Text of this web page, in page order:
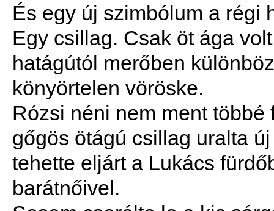
És egy új szimbólum a régi
Egy csillag. Csak öt ága
hatágútól merőben
könyörtelen vöröske.
Rózsi néni nem ment
gőgös ötágú csillag uralta
tehette eljárt a Lukács
barátnőivel.